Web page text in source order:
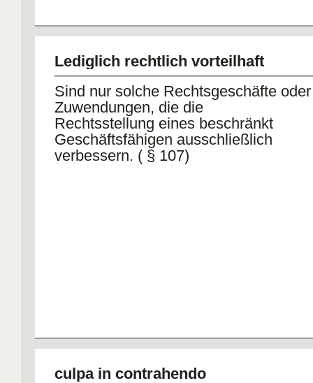
Lediglich rechtlich vorteilhaft
Sind nur solche Rechtsgeschäfte oder
Zuwendungen, die die
Rechtsstellung eines beschränkt
Geschäftsfähigen ausschließlich
verbessern. ( § 107)
culpa in contrahendo